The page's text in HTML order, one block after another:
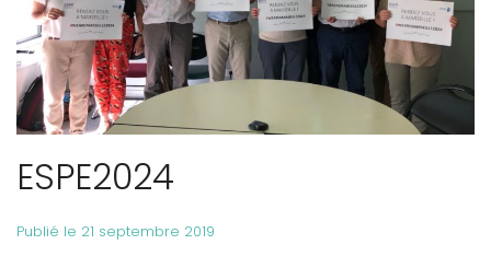
ESPE2024
Publié le 21 septembre 2019